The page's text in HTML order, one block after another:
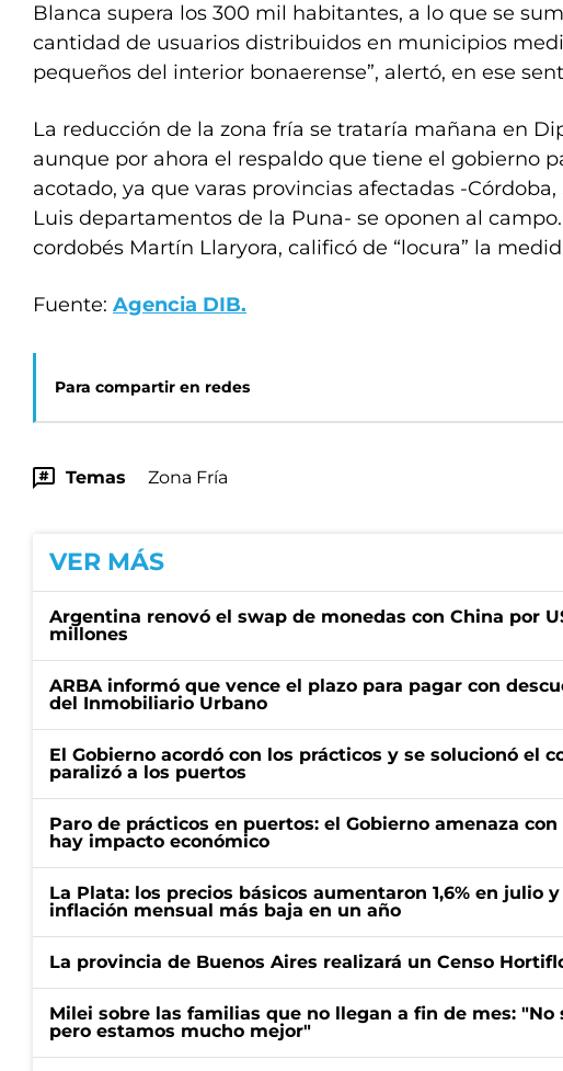
Blanca supera los 300 mil habitantes, a lo que se
cantidad de usuarios distribuidos en municipios
pequeños del interior bonaerense”, alertó, en ese
La reducción de la zona fría se trataría mañana en
aunque por ahora el respaldo que tiene el gobierno
acotado, ya que varas provincias afectadas -Córdoba,
Luis departamentos de la Puna- se oponen al
cordobés Martín Llaryora, calificó de “locura” la
Fuente: Agencia DIB.
Para compartir en redes
Temas Zona Fría
VER MÁS
Argentina renovó el swap de monedas con China por
millones
ARBA informó que vence el plazo para pagar con
del Inmobiliario Urbano
El Gobierno acordó con los prácticos y se solucionó el
paralizó a los puertos
Paro de prácticos en puertos: el Gobierno amenaza
hay impacto económico
La Plata: los precios básicos aumentaron 1,6% en julio
inflación mensual más baja en un año
La provincia de Buenos Aires realizará un Censo
Milei sobre las familias que no llegan a fin de mes: "No
pero estamos mucho mejor"